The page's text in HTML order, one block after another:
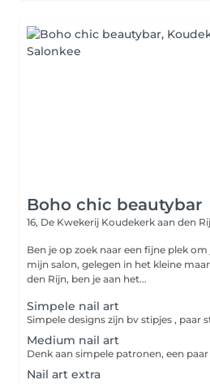
Boho chic beautybar
16, De Kwekerij Koudekerk aan den
Ben je op zoek naar een fijne plek
mijn salon, gelegen in het kleine
den Rijn, ben je aan het...
Simpele nail art
Simpele designs zijn bv stipjes , paar
Medium nail art
Nail art extra